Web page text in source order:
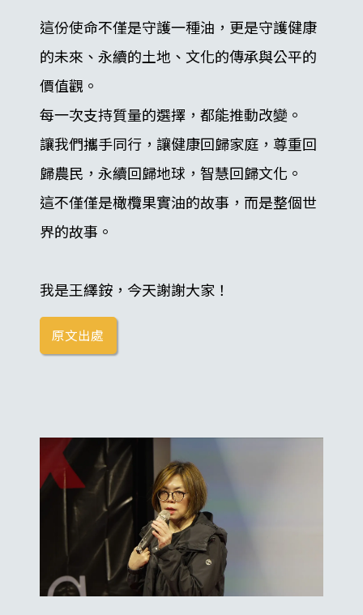
這份使命不僅是守護一種油，更是守護健康
的未來、永續的土地、文化的傳承與公平的
價值觀。
每一次支持質量的選擇，都能推動改變。
讓我們攜手同行，讓健康回歸家庭，尊重回
歸農民，永續回歸地球，智慧回歸文化。
這不僅僅是橄欖果實油的故事，而是整個世
界的故事。
我是王繹銨，今天謝謝大家！
原文出處